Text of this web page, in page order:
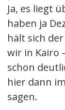
Ja, es liegt
haben ja
hält sich
wir in Kairo
schon
hier dann
sagen.